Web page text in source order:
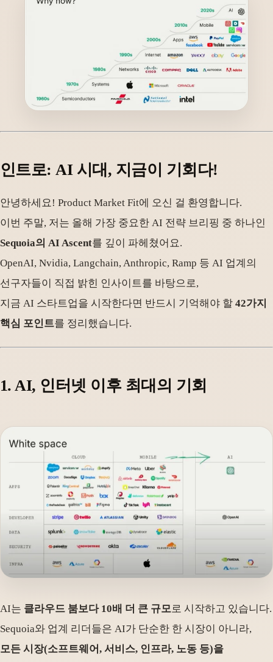
인트로: AI 시대, 지금이 기회다!
안녕하세요! Product Market Fit에 오신 걸 환영합니다.
이번 주말, 저는 올해 가장 중요한 AI 전략 브리핑 중 하나인
Sequoia의 AI Ascent를 깊이 파헤쳤어요.
OpenAI, Nvidia, Langchain, Anthropic, Ramp 등 AI 업계의
선구자들이 직접 밝힌 인사이트를 바탕으로,
지금 AI 스타트업을 시작한다면 반드시 기억해야 할 42가지
핵심 포인트를 정리했습니다.
1. AI, 인터넷 이후 최대의 기회
AI는 클라우드 붐보다 10배 더 큰 규모로 시작하고 있습니다.
Sequoia와 업계 리더들은 AI가 단순한 한 시장이 아니라,
모든 시장(소프트웨어, 서비스, 인프라, 노동 등)을